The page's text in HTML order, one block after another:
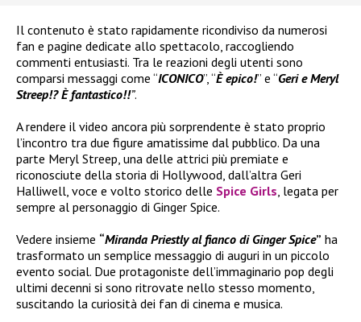
Il contenuto è stato rapidamente ricondiviso da numerosi
fan e pagine dedicate allo spettacolo, raccogliendo
commenti entusiasti. Tra le reazioni degli utenti sono
comparsi messaggi come “ICONICO”, “È epico!” e “Geri e Meryl
Streep!? È fantastico!!”.
A rendere il video ancora più sorprendente è stato proprio
l’incontro tra due figure amatissime dal pubblico. Da una
parte Meryl Streep, una delle attrici più premiate e
riconosciute della storia di Hollywood, dall’altra Geri
Halliwell, voce e volto storico delle Spice Girls , legata per
sempre al personaggio di Ginger Spice.
Vedere insieme “Miranda Priestly al fianco di Ginger Spice” ha
trasformato un semplice messaggio di auguri in un piccolo
evento social. Due protagoniste dell’immaginario pop degli
ultimi decenni si sono ritrovate nello stesso momento,
suscitando la curiosità dei fan di cinema e musica.